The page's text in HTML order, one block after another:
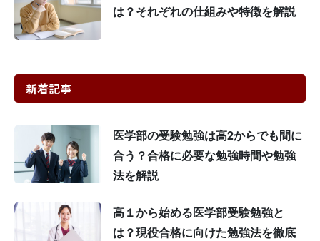
は？それぞれの仕組みや特徴を解説
新着記事
医学部の受験勉強は高2からでも間に
合う？合格に必要な勉強時間や勉強
法を解説
高１から始める医学部受験勉強と
は？現役合格に向けた勉強法を徹底